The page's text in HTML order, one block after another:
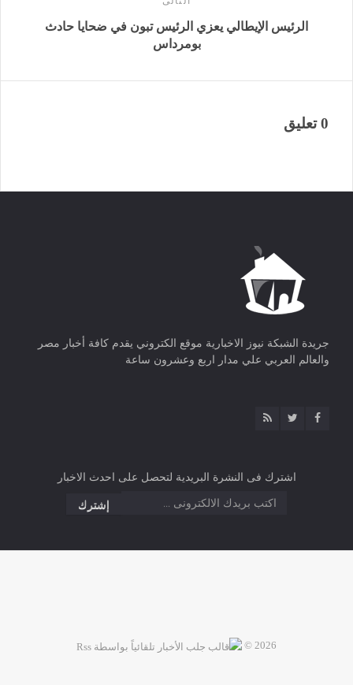
الرئيس الإيطالي يعزي الرئيس تبون في ضحايا حادث
بومرداس
0 تعليق
جريدة الشبكة نيوز الاخبارية موقع الكتروني يقدم كافة أخبار مصر
والعالم العربي علي مدار اربع وعشرون ساعة
اشترك فى النشرة البريدية لتحصل على احدث الاخبار
2026 ©